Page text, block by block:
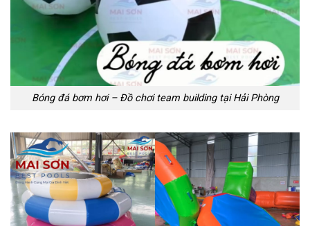
Bóng đá bơm hơi – Đồ chơi team building tại Hải Phòng